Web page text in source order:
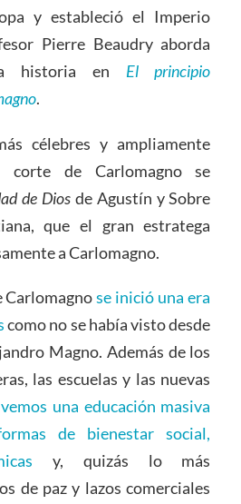
y estableció el Imperio
Pierre Beaudry aborda
historia en El principio
.
célebres y ampliamente
de Carlomagno se
de Dios de Agustín y Sobre
que el gran estratega
a Carlomagno.
Carlomagnose inició una era
como no se había visto desde
Magno. Además de los
las escuelas y las nuevas
una educación masiva
de bienestar social,
y, quizás lo más
de paz y lazos comerciales